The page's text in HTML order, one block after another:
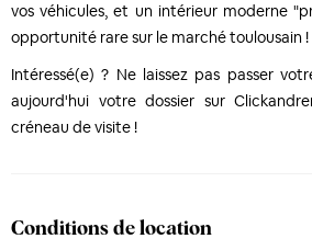
vos véhicules, et un intérieur moderne
opportunité rare sur le marché toulousain !
Intéressé(e) ? Ne laissez pas passer
aujourd'hui votre dossier sur
créneau de visite !
Conditions de location